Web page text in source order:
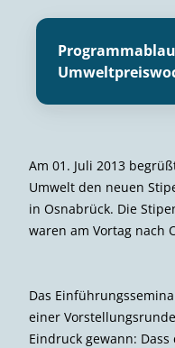
Am 01. Juli 2013
Umwelt den neuen
in Osnabrück. Die
waren am Vortag nach
Das
einer
Eindruck gewann: